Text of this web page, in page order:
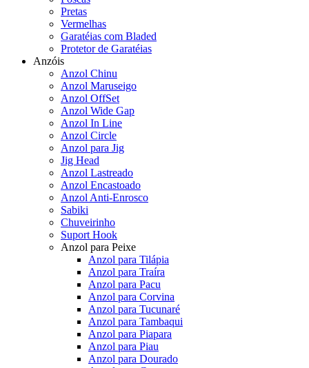
Pretas
Vermelhas
Garatéias com Bladed
Protetor de Garatéias
Anzóis
Anzol Chinu
Anzol Maruseigo
Anzol OffSet
Anzol Wide Gap
Anzol In Line
Anzol Circle
Anzol para Jig
Jig Head
Anzol Lastreado
Anzol Encastoado
Anzol Anti-Enrosco
Sabiki
Chuveirinho
Suport Hook
Anzol para Peixe
Anzol para Tilápia
Anzol para Traíra
Anzol para Pacu
Anzol para Corvina
Anzol para Tucunaré
Anzol para Tambaqui
Anzol para Piapara
Anzol para Piau
Anzol para Dourado